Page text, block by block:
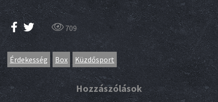
709
Érdekesség Box Küzdősport
Hozzászólások